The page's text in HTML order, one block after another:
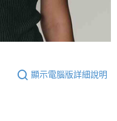
顯示電腦版詳細說明